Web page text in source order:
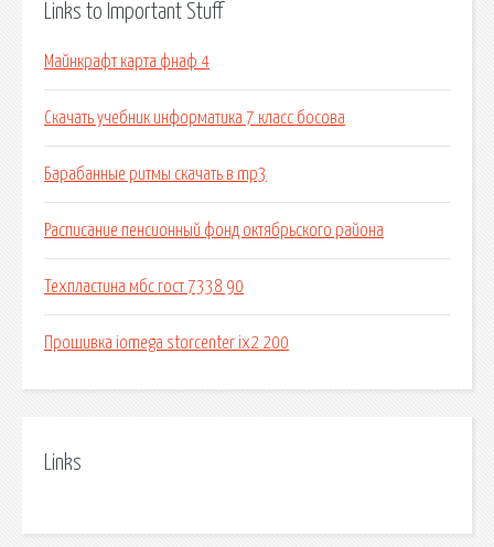
Links to Important Stuff
Майнкрафт карта фнаф 4
Скачать учебник информатика 7 класс босова
Барабанные ритмы скачать в mp3
Расписание пенсионный фонд октябрьского района
Техпластина мбс гост 7338 90
Прошивка iomega storcenter ix2 200
Links